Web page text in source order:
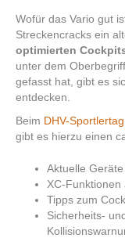
Wofür das Vario gut
Streckencracks ein
optimierten
unter dem
gefasst hat, gibt es
entdecken.
Beim DHV-
gibt es hierzu einen
Aktuelle
XC-
Tipps zum
Sicherheits-